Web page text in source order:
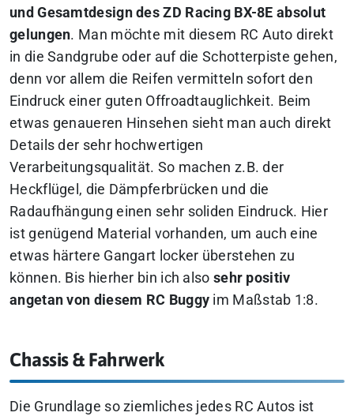
und Gesamtdesign des ZD Racing BX-8E absolut
gelungen. Man möchte mit diesem RC Auto direkt
in die Sandgrube oder auf die Schotterpiste gehen,
denn vor allem die Reifen vermitteln sofort den
Eindruck einer guten Offroadtauglichkeit. Beim
etwas genaueren Hinsehen sieht man auch direkt
Details der sehr hochwertigen
Verarbeitungsqualität. So machen z.B. der
Heckflügel, die Dämpferbrücken und die
Radaufhängung einen sehr soliden Eindruck. Hier
ist genügend Material vorhanden, um auch eine
etwas härtere Gangart locker überstehen zu
können. Bis hierher bin ich also sehr positiv
angetan von diesem RC Buggy im Maßstab 1:8.
Chassis & Fahrwerk
Die Grundlage so ziemliches jedes RC Autos ist